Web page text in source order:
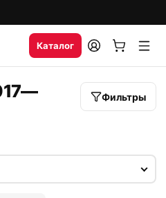
Каталог
Фильтры